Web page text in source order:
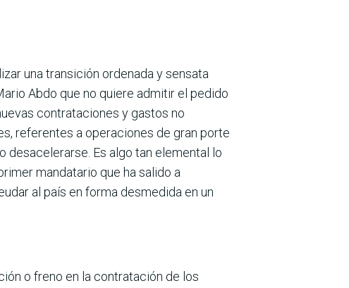
una transición ordenada y sensata
Abdo que no quiere admitir el pedido
contrataciones y gastos no
referentes a operaciones de gran porte
desacelerarse. Es algo tan elemental lo
mandatario que ha salido a
al país en forma desmedida en un
o freno en la contrata­ción de los